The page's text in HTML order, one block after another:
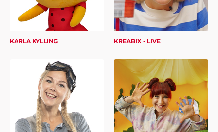
KARLA KYLLING KREABIX - LIVE